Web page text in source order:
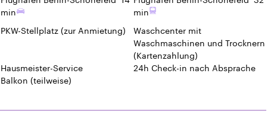
Beschäftigten-Wohnen
1-Zimmer-Apartment in der Anlage „Kösliner Straße 17-19“ in
Kösliner Straße 17,18,19 Berlin
Distances
min
min